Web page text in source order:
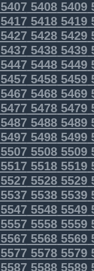
54085409
54185419
54285429
54385439
54485449
54585459
54685469
54785479
54885489
54985499
55085509
55185519
55285529
55385539
55485549
55585559
55685569
55785579
55885589